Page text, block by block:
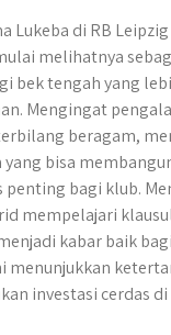
Lukeba di RB
melihatnya
bek tengah yang
Mengingat
beragam,
bisa
penting bagi klub.
mempelajari
kabar baik
menunjukkan
investasi cerdas